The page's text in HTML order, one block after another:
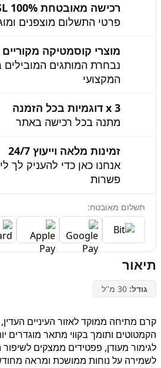
רכישה מאובטחת 100% SSL
פרטי התשלום מוצפנים
מוצרי קוסמטיקה
נבחרת המותגים המובילים
המקצועי
3 x דוגמיות בכל הזמנה
מתנה בכל רכישה באתר
זמינות מלאה וייעוץ 24/7
אנחנו כאן כדי להעניק לך
פשרות
תשלום מאובטח:
תיאור
גודל:
קרם מתיחה ממוקד לאזור העיניים
הקמטוטים ותומך בקווי מתאר מוגדרים
לגימור מעודן, פפטידים ממצקים לשיפור
לשמירה על נוחות ממושכת ומראה